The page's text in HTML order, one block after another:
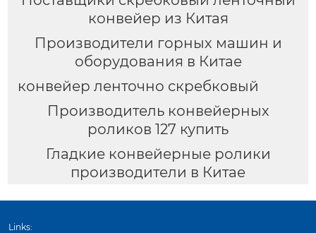
конвейер из Китая
Производители горных машин и
оборудования в Китае
конвейер ленточно скребковый
Производитель конвейерных
роликов 127 купить
Гладкие конвейерные ролики
производители в Китае
Links: